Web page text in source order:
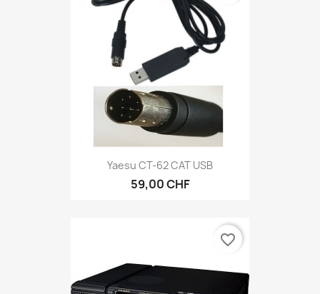
Yaesu CT-62 CAT USB
59,00 CHF
favorite_border